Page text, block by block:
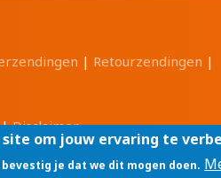
| Retourzendingen |
Disclaimer
site om jouw ervaring te
je dat we dit mogen doen.